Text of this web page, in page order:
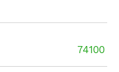
TRAD_ZEPHYR_Valeurs
74100